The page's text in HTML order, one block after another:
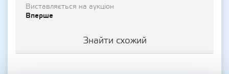
Виставляється на аукціон
Вперше
Знайти схожий